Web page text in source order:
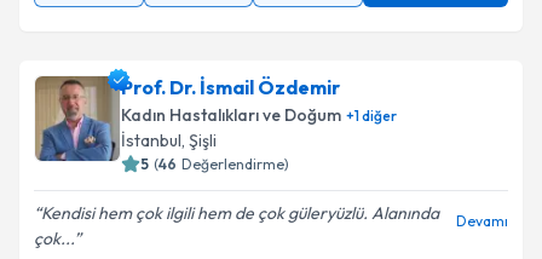
Prof. Dr. İsmail Özdemir
Kadın Hastalıkları ve Doğum +1diğer
İstanbul, Şişli
5 (46 Değerlendirme)
Kendisi hem çok ilgili hem de çok güleryüzlü. Alanında
çok...
Devamı